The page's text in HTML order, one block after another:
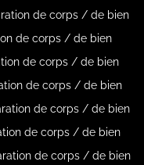
de corps / de bien
de corps / de bien
de corps / de bien
de corps / de bien
de corps / de bien
de corps / de bien
de corps / de bien